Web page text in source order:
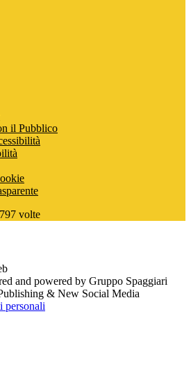
il Pubblico
797 volte
and powered by Gruppo Spaggiari
& New Social Media
personali